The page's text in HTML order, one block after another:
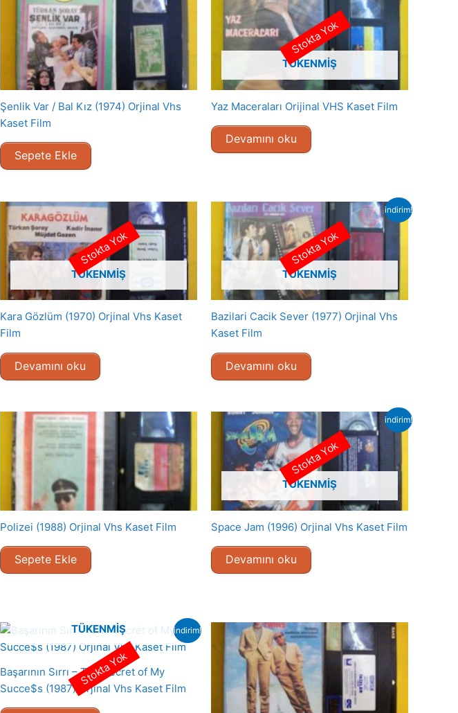
Şenlik Var / Bal Kız (1974) Orjinal Vhs
Kaset Film
Sepete Ekle
TÜKENMIŞ
Yaz Maceraları Orijinal VHS Kaset Film
Devamını oku
Stokta Yok
TÜKENMIŞ
Kara Gözlüm (1970) Orjinal Vhs Kaset
Film
Devamını oku
Stokta Yok
indirim!
TÜKENMIŞ
Bazilari Cacik Sever (1977) Orjinal Vhs
Kaset Film
Devamını oku
Stokta Yok
Polizei (1988) Orjinal Vhs Kaset Film
Sepete Ekle
indirim!
TÜKENMIŞ
Space Jam (1996) Orjinal Vhs Kaset Film
Devamını oku
Stokta Yok
indirim!
TÜKENMIŞ
Başarının Sırrı – The Secret of My
Succe$s (1987) Orjinal Vhs Kaset Film
Stokta Yok